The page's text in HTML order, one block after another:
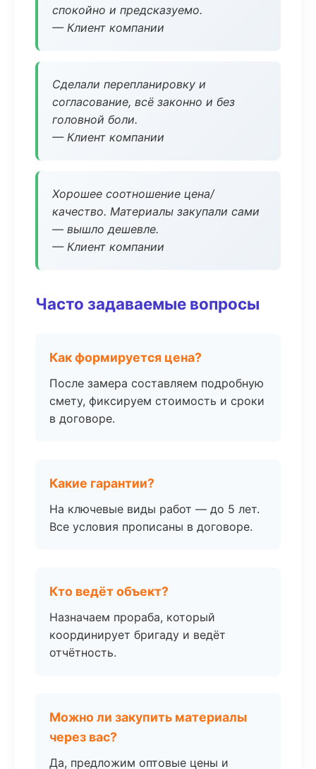
спокойно и предсказуемо.
— Клиент компании
Сделали перепланировку и
согласование, всё законно и без
головной боли.
— Клиент компании
Хорошее соотношение цена/
качество. Материалы закупали сами
— вышло дешевле.
— Клиент компании
Часто задаваемые вопросы
Как формируется цена?
После замера составляем подробную
смету, фиксируем стоимость и сроки
в договоре.
Какие гарантии?
На ключевые виды работ — до 5 лет.
Все условия прописаны в договоре.
Кто ведёт объект?
Назначаем прораба, который
координирует бригаду и ведёт
отчётность.
Можно ли закупить материалы
через вас?
Да, предложим оптовые цены и